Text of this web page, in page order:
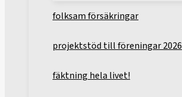
folksam försäkringar
projektstöd till föreningar 2026
fäktning hela livet!